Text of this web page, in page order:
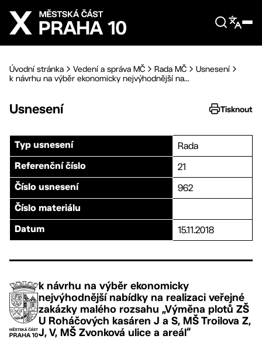
Přejít na hlavní obsah
Úvodní stránka Vedení a správa MČ Rada MČ
Usnesení
k návrhu na výběr ekonomicky nejvýhodnější na...
Usnesení Tisknout
Typ usnesení Rada
Referenční číslo 21
Číslo usnesení 962
Číslo materiálu
Datum 15.11.2018
k návrhu na výběr ekonomicky
nejvýhodnější nabídky na realizaci veřejné
zakázky malého rozsahu „Výměna plotů ZŠ
U Roháčových kasáren J a S, MŠ Troilova Z,
J, V, MŠ Zvonková ulice a areál“